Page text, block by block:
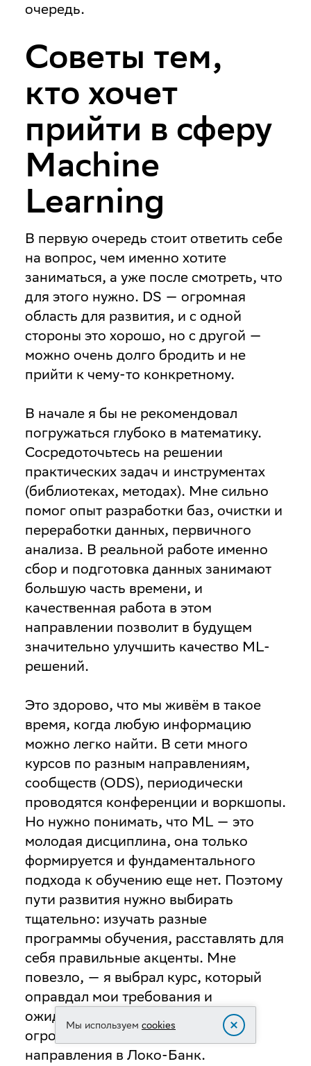
очередь.
Советы тем,
кто хочет
прийти в сферу
Machine
Learning
В первую очередь стоит ответить себе
на вопрос, чем именно хотите
заниматься, а уже после смотреть, что
для этого нужно. DS — огромная
область для развития, и с одной
стороны это хорошо, но с другой —
можно очень долго бродить и не
прийти к чему-то конкретному.
В начале я бы не рекомендовал
погружаться глубоко в математику.
Сосредоточьтесь на решении
практических задач и инструментах
(библиотеках, методах). Мне сильно
помог опыт разработки баз, очистки и
переработки данных, первичного
анализа. В реальной работе именно
сбор и подготовка данных занимают
большую часть времени, и
качественная работа в этом
направлении позволит в будущем
значительно улучшить качество ML-
решений.
Это здорово, что мы живём в такое
время, когда любую информацию
можно легко найти. В сети много
курсов по разным направлениям,
сообществ (ODS), периодически
проводятся конференции и воркшопы.
Но нужно понимать, что ML — это
молодая дисциплина, она только
формируется и фундаментального
подхода к обучению еще нет. Поэтому
пути развития нужно выбирать
тщательно: изучать разные
программы обучения, расставлять для
себя правильные акценты. Мне
повезло, — я выбрал курс, который
оправдал мои требования и
ожидания, и привёл к развитию
огромного и перспективного
направления в Локо-Банк.
Мы используем cookies